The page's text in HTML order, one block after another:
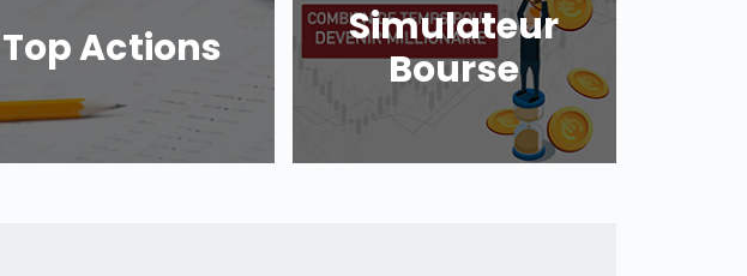
Top Actions
Simulateur
Bourse